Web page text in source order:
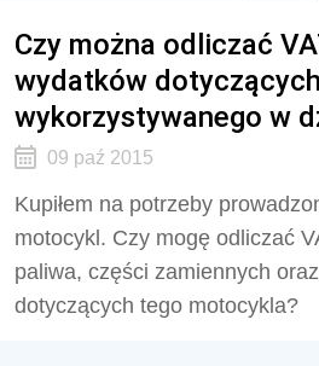
Czy można odliczać
wydatków
wykorzystywanego w
09 paź 2015
Kupiłem na potrzeby
motocykl. Czy mogę odliczać
paliwa, części zamiennych
dotyczących tego motocykla?